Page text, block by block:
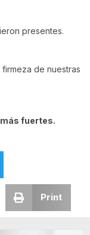
presentes.
de nuestras
fuertes.
Print